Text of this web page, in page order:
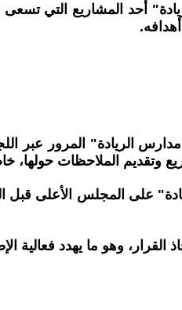
أحد المشاريع التي
الريادة" المرور عبر
الملاحظات حولها،
المجلس الأعلى قبل
وهو ما يهدد فعالية